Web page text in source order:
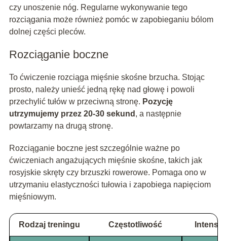
czy unoszenie nóg. Regularne wykonywanie tego
rozciągania może również pomóc w zapobieganiu bólom
dolnej części pleców.
Rozciąganie boczne
To ćwiczenie rozciąga mięśnie skośne brzucha. Stojąc
prosto, należy unieść jedną rękę nad głowę i powoli
przechylić tułów w przeciwną stronę. Pozycję
utrzymujemy przez 20-30 sekund , a następnie
powtarzamy na drugą stronę.
Rozciąganie boczne jest szczególnie ważne po
ćwiczeniach angażujących mięśnie skośne, takich jak
rosyjskie skręty czy brzuszki rowerowe. Pomaga ono w
utrzymaniu elastyczności tułowia i zapobiega napięciom
mięśniowym.
Rodzaj treningu Częstotliwość